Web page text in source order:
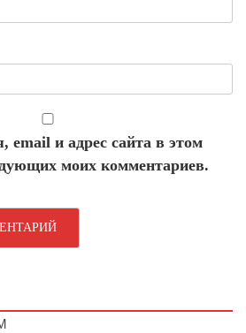
email и адрес сайта в этом
моих комментариев.